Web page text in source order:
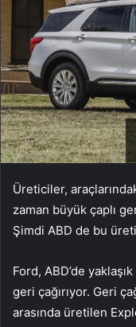
Üreticiler,
zaman büyük çaplı
Şimdi ABD de bu
Ford, ABD’de
geri çağırıyor. Geri
arasında üretilen